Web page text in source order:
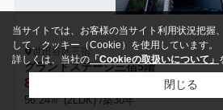
世田谷区三宿
グランドステージ三宿5階
8,980
56.24㎡ (2LDK) /築30年
当サイトでは、お客様の当サイト利用状況把握
して、クッキー（Cookie）を使用しています。
詳しくは、当社の 「Cookieの取扱いについて」
閉じる